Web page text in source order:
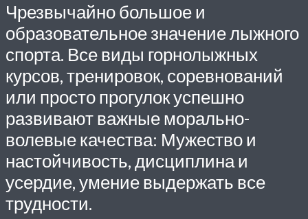
Чрезвычайно большое и
образовательное значение лыжного
спорта. Все виды горнолыжных
курсов, тренировок, соревнований
или просто прогулок успешно
развивают важные морально-
волевые качества: Мужество и
настойчивость, дисциплина и
усердие, умение выдержать все
трудности.